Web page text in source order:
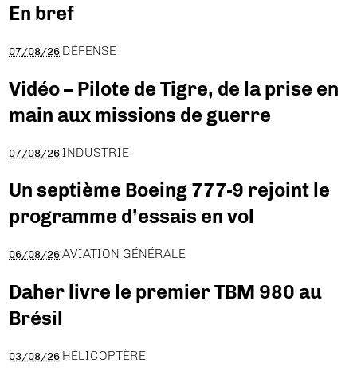
En bref
07/08/26 DÉFENSE
Vidéo – Pilote de Tigre, de la prise en
main aux missions de guerre
07/08/26 INDUSTRIE
Un septième Boeing 777-9 rejoint le
programme d’essais en vol
06/08/26 AVIATION GÉNÉRALE
Daher livre le premier TBM 980 au
Brésil
03/08/26 HÉLICOPTÈRE